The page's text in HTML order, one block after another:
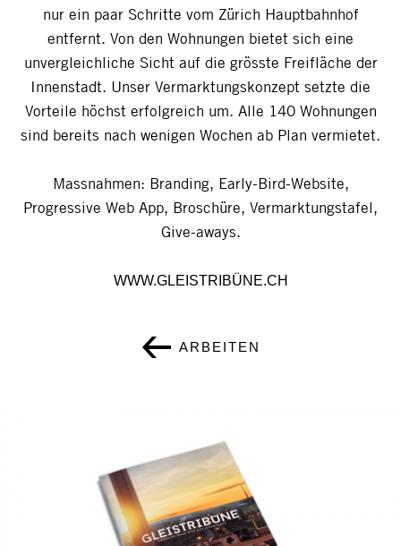
nur ein paar Schritte vom Zürich Hauptbahnhof
entfernt. Von den Wohnungen bietet sich eine
unvergleichliche Sicht auf die grösste Freifläche der
Innenstadt. Unser Vermarktungskonzept setzte die
Vorteile höchst erfolgreich um. Alle 140 Wohnungen
sind bereits nach wenigen Wochen ab Plan vermietet.
Massnahmen: Branding, Early-Bird-Website,
Progressive Web App, Broschüre, Vermarktungstafel,
Give-aways.
WWW.GLEISTRIBÜNE.CH
ARBEITEN